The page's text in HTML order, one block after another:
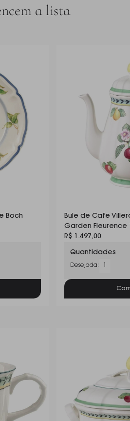
a lista
Boch
Bule de Cafe
Garden Fleurence
R$ 1.497,00
Quantidades
Desejada: 1